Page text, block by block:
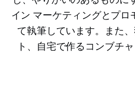
イン マーケティングとプロ
て執筆しています。また
ト、自宅で作るコンブチャ